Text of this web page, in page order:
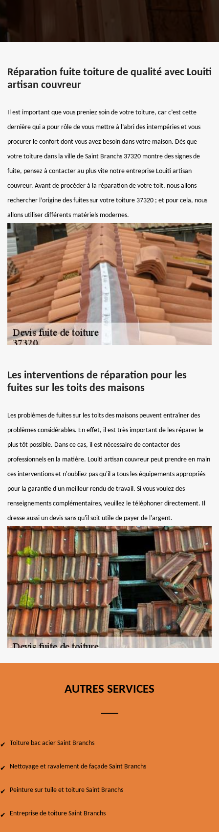
Réparation fuite toiture de qualité avec Louiti
artisan couvreur
Il est important que vous preniez soin de votre toiture, car c’est cette
dernière qui a pour rôle de vous mettre à l’abri des intempéries et vous
procurer le confort dont vous avez besoin dans votre maison. Dès que
votre toiture dans la ville de Saint Branchs 37320 montre des signes de
fuite, pensez à contacter au plus vite notre entreprise Louiti artisan
couvreur. Avant de procéder à la réparation de votre toit, nous allons
rechercher l’origine des fuites sur votre toiture 37320 ; et pour cela, nous
allons utiliser différents matériels modernes.
Les interventions de réparation pour les
fuites sur les toits des maisons
Les problèmes de fuites sur les toits des maisons peuvent entraîner des
problèmes considérables. En effet, il est très important de les réparer le
plus tôt possible. Dans ce cas, il est nécessaire de contacter des
professionnels en la matière. Louiti artisan couvreur peut prendre en main
ces interventions et n'oubliez pas qu'il a tous les équipements appropriés
pour la garantie d'un meilleur rendu de travail. Si vous voulez des
renseignements complémentaires, veuillez le téléphoner directement. Il
dresse aussi un devis sans qu'il soit utile de payer de l'argent.
AUTRES SERVICES
Toiture bac acier Saint Branchs
Nettoyage et ravalement de façade Saint Branchs
Peinture sur tuile et toiture Saint Branchs
Entreprise de toiture Saint Branchs